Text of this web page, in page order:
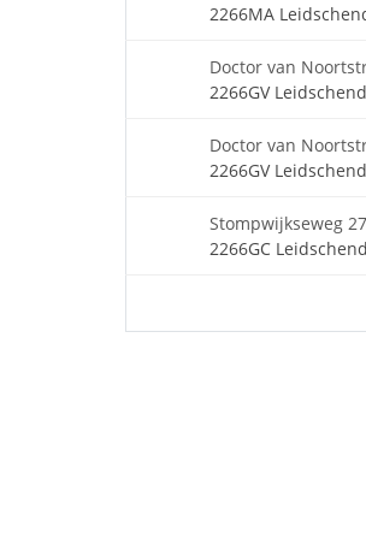
2266MA
Doctor van
2266GV
Doctor van
2266GV
Stompwijkseweg 27
2266GC